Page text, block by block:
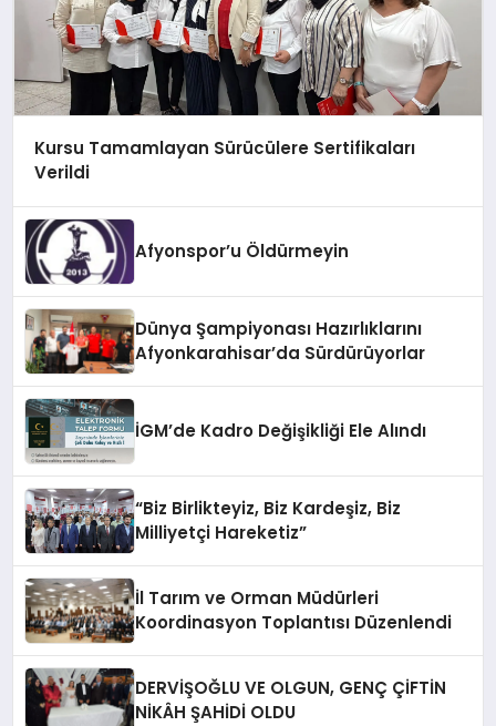
Kursu Tamamlayan Sürücülere Sertifikaları
Verildi
Afyonspor’u Öldürmeyin
Dünya Şampiyonası Hazırlıklarını
Afyonkarahisar’da Sürdürüyorlar
İGM’de Kadro Değişikliği Ele Alındı
“Biz Birlikteyiz, Biz Kardeşiz, Biz
Milliyetçi Hareketiz”
İl Tarım ve Orman Müdürleri
Koordinasyon Toplantısı Düzenlendi
DERVİŞOĞLU VE OLGUN, GENÇ ÇİFTİN
NİKÂH ŞAHİDİ OLDU